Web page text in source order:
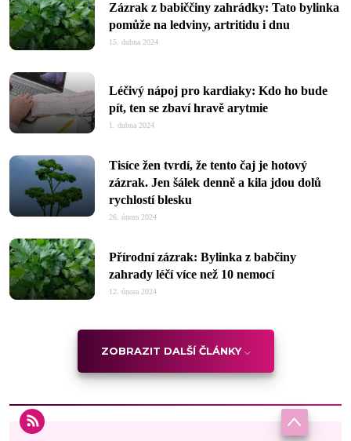
Zázrak z babiččiny zahrádky: Tato bylinka
pomůže na ledviny, artritidu i dnu
15. dubna 2024
Léčivý nápoj pro kardiaky: Kdo ho bude
pít, ten se zbaví hravě arytmie
1. dubna 2024
Tisíce žen tvrdí, že tento čaj je hotový
zázrak. Jen šálek denně a kila jdou dolů
rychlostí blesku
26. února 2024
Přírodní zázrak: Bylinka z babčiny
zahrady léčí více než 10 nemocí
12. února 2024
ZOBRAZIT DALŠÍ ČLÁNKY